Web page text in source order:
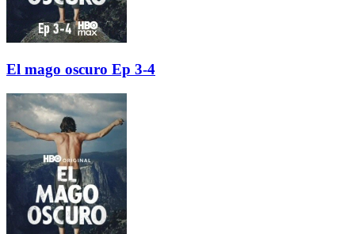
El mago oscuro Ep 3-4